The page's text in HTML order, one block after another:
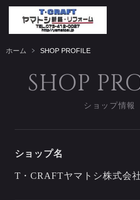
ホーム SHOP PROFILE
SHOP
ショップ情報
ショップ名
T・CRAFTヤマトシ株式会